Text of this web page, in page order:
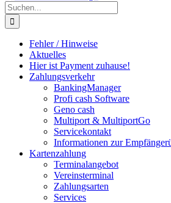
Suche
nach:
Fehler / Hinweise
Aktuelles
Hier ist Payment zuhause!
Zahlungsverkehr
BankingManager
Profi cash Software
Geno cash
Multiport & MultiportGo
Servicekontakt
Informationen zur
Kartenzahlung
Terminalangebot
Vereinsterminal
Zahlungsarten
Services